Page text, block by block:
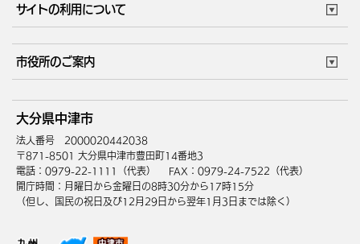
サイトの利用について
サイトマップ
市役所のご案内
庁舎地図 組織案内
中津市へのアクセス
大分県中津市
法人番号 2000020442038
〒871-8501 大分県中津市豊田町14番地3
電話：0979-22-1111（代表）
FAX：0979-24-7522（代表）
開庁時間：月曜日から金曜日の8時30分から17時15分
（但し、国民の祝日及び12月29日から翌年1月3日までは除く）